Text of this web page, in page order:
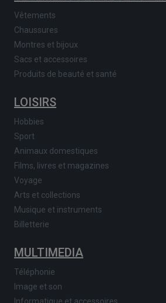
Vêtements
Chaussures
Montres et bijoux
Sacs et accessoires
Produits de beauté et santé
LOISIRS
Hobbies
Sport
Animaux domestiques
Films, livres et magazines
Voyage
Arts et collections
Musique et instruments
Billetterie
MULTIMEDIA
Téléphonie
Image et son